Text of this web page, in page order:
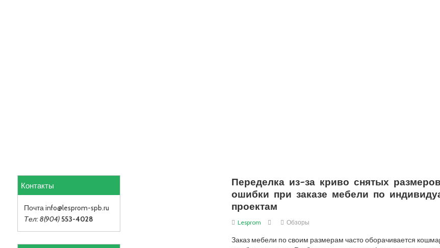
Переделка из-за криво снятых
ошибки при заказе мебели по
проектам
Lesprom Обзоры
Заказ мебели по своим размерам часто оборачивается
Контакты
Почта info@lesprom-spb.ru
Тел: 8(904) 553-4028